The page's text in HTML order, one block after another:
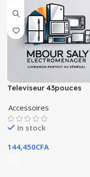
Televiseur 43pouces
43gt3022a
Accessoires
In stock
144,450CFA